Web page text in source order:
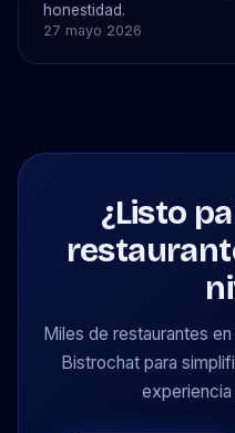
honestidad.
27 mayo 2026
¿Listo
Miles de restaurantes
Bistrochat para